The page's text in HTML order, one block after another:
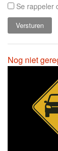
Se rappeler
Nog niet